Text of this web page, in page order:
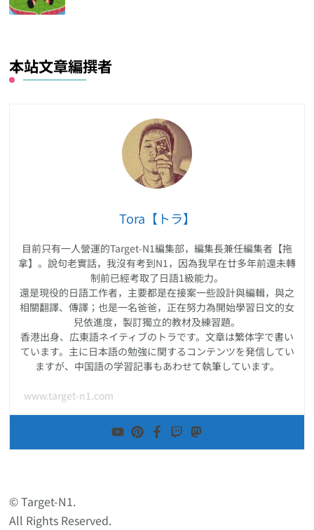
本站文章編撰者
Tora【トラ】
目前只有一人營運的Target-N1編集部，編集長兼任編集者【拖
拿】。說句老實話，我沒有考到N1，因為我早在廿多年前還未轉
制前已經考取了日語1級能力。
還是現役的日語工作者，主要都是在接案一些設計與編輯，與之
相關翻譯、傳譯；也是一名爸爸，正在努力為開始學習日文的女
兒依進度，製訂獨立的教材及練習題。
香港出身、広東語ネイティブのトラです。文章は繁体字で書い
ています。主に日本語の勉強に関するコンテンツを発信してい
ますが、中国語の学習記事もあわせて執筆しています。
www.target-n1.com
© Target-N1.
All Rights Reserved.